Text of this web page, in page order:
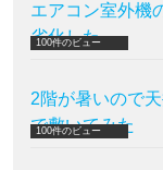
エアコン室外機
劣化した
100件のビュー
2階が暑いので
で敷いてみた
100件のビュー